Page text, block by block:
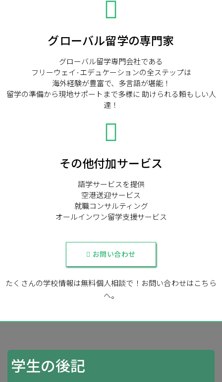
グローバル留学の専門家
グローバル留学専門会社である
フリーウェイ·エデュケーションの全ステップは
海外経験が豊富で、多言語が堪能！
留学の準備から現地サポートまで多様に 助けられる頼もしい人
達！
その他付加サービス
語学サービスを提供
空港送迎サービス
就職コンサルティング
オールインワン留学支援サービス
お問い合わせ
たくさんの学校情報は無料個人相談で！お問い合わせはこちら
へ。
学生の後記